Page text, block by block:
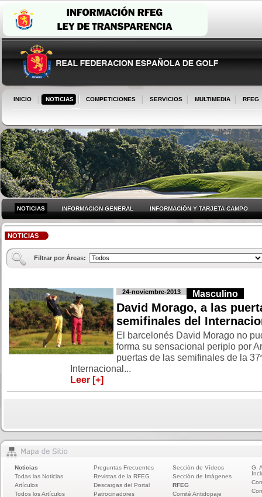
INICIO NOTICIAS COMPETICIONES SERVICIOS MULTIMEDIA RFEG
NOTICIAS INFORMACION GENERAL INFORMACIÓN Y TARJETA CAMPO
NOTICIAS
Filtrar por Áreas:
24-noviembre-2013 Masculino
David Morago, a las
semifinales del
El barcelonés David Morago no
forma su sensacional periplo por
puertas de las semifinales de la
Internacional...
Leer [+]
Noticias
Todas las Noticias
Artículos
Todos los Artículos
Preguntas Frecuentes
Revistas de la RFEG
Descargas del Portal
Patrocinadores
Sección de Vídeos
Sección de Imágenes
RFEG
Comité Antidopaje
G.